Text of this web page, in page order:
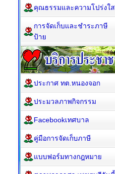
คุณธรรมและความโปร่งใส
การจัดเก็บและชำระภาษี
ป้าย
ประกาศ ทต.หนองจอก
ประมวลภาพกิจกรรม
Facebookเทศบาล
คู่มือการจัดเก็บภาษี
แบบฟอร์มทางกฎหมาย